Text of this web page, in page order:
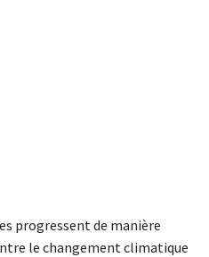
progressent de manière
le changement climatique